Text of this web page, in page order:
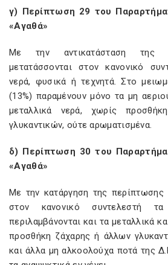
γ) Περίπτωση 29 του
«Αγαθά»
Με την αντικατάσταση της
μετατάσσονται στον κανονικό
νερά, φυσικά ή τεχνητά. Στο
(13%) παραμένουν μόνο τα μη
μεταλλικά νερά, χωρίς
γλυκαντικών, ούτε αρωματισμένα.
δ) Περίπτωση 30 του
«Αγαθά»
Με την κατάργηση της περίπτωσης
στον κανονικό συντελεστή
περιλαμβάνονται και τα μεταλλικά
προσθήκη ζάχαρης ή άλλων
και άλλα μη αλκοολούχα ποτά της